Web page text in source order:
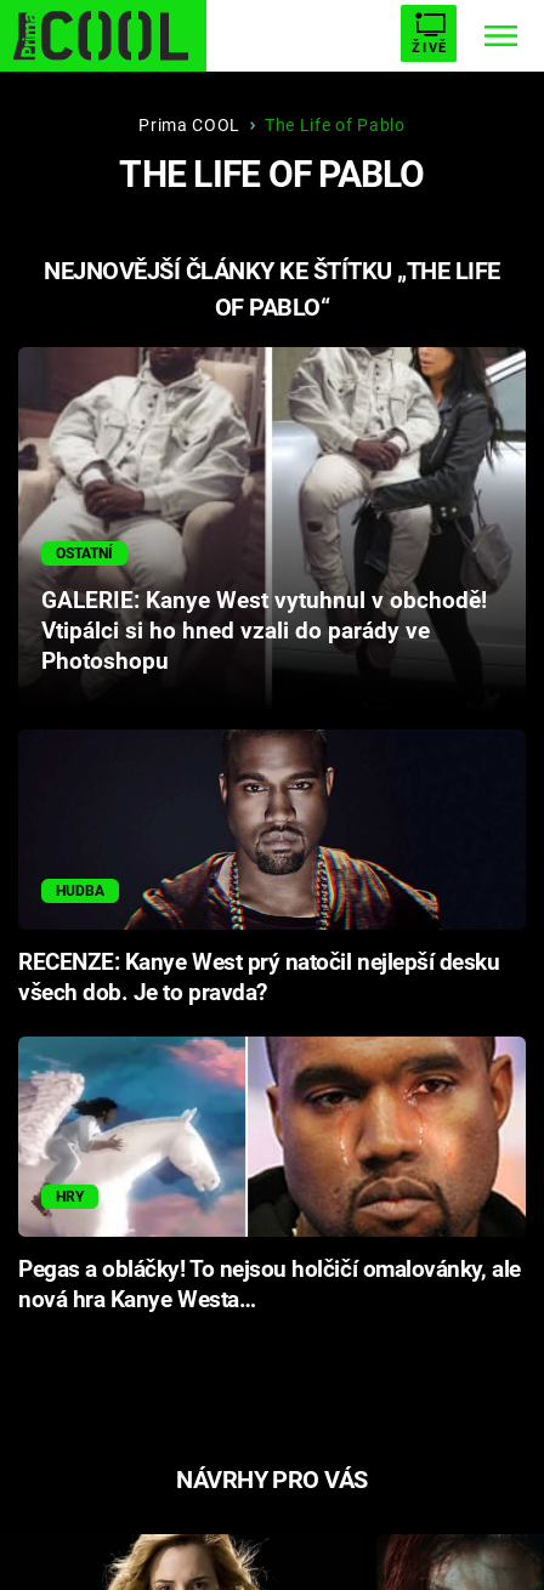
ŽIVĚ
STARHOUSE BUFFY, PŘEMOŽITELKA UPÍRŮ
PLNEJ KOTEL AVENGERS 5
Filmy
Seriály
Hry
Cool Esport
Pořady
TV Program
Prima COOL The Life of Pablo
THE LIFE OF PABLO
NEJNOVĚJŠÍ ČLÁNKY KE ŠTÍTKU „THE LIFE
OF PABLO“
OSTATNÍ
GALERIE: Kanye West vytuhnul v obchodě!
Vtipálci si ho hned vzali do parády ve
Photoshopu
HUDBA
RECENZE: Kanye West prý natočil nejlepší desku
všech dob. Je to pravda?
HRY
Pegas a obláčky! To nejsou holčičí omalovánky, ale
nová hra Kanye Westa…
NÁVRHY PRO VÁS